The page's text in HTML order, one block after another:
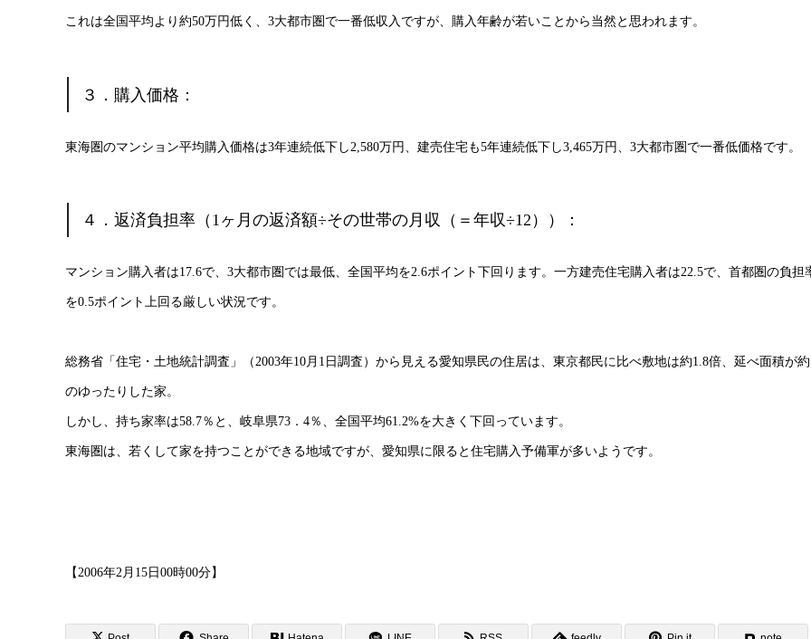
これは全国平均より約50万円低く、3大都市圏で一番低収入ですが、購入年齢が若いことから当然と思われます。
３．購入価格：
東海圏のマンション平均購入価格は3年連続低下し2,580万円、建売住宅も5年連続低下し3,465万円、3大都市圏で一番低価格です。
４．返済負担率（1ヶ月の返済額÷その世帯の月収（＝年収÷12））：
マンション購入者は17.6で、3大都市圏では最低、全国平均を2.6ポイント下回ります。一方建売住宅購入者は22.5で、首都圏の負担
を0.5ポイント上回る厳しい状況です。
総務省「住宅・土地統計調査」（2003年10月1日調査）から見える愛知県民の住居は、東京都民に比べ敷地は約1.8倍、延べ面積が
のゆったりした家。
しかし、持ち家率は58.7％と、岐阜県73．4％、全国平均61.2%を大きく下回っています。
東海圏は、若くして家を持つことができる地域ですが、愛知県に限ると住宅購入予備軍が多いようです。
【2006年2月15日00時00分】